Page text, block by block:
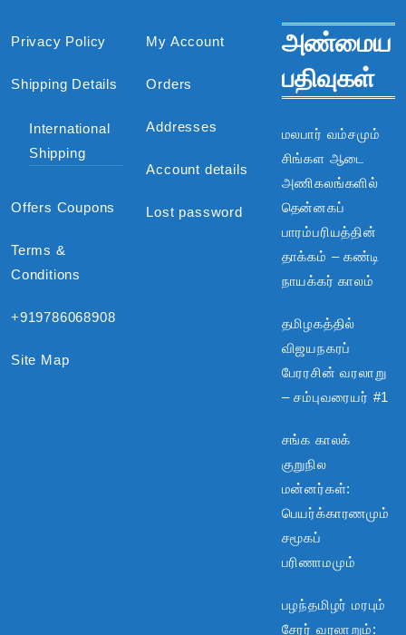
Privacy Policy
Shipping Details
International
Shipping
Offers Coupons
Terms &
Conditions
+919786068908
Site Map
My Account
Orders
Addresses
Account details
Lost password
அண்மைய
பதிவுகள்
மலபார் வம்சமும்
சிங்கள ஆடை
அணிகலங்களில்
தென்னகப்
பாரம்பரியத்தின்
தாக்கம் – கண்டி
நாயக்கர் காலம்
தமிழகத்தில்
விஜயநகரப்
பேரரசின் வரலாறு
– சம்புவரையர் #1
சங்க காலக்
குறுநில
மன்னர்கள்:
பெயர்க்காரணமும்
சமூகப்
பரிணாமமும்
பழந்தமிழர் மரபும்
சேரர் வரலாறும்: